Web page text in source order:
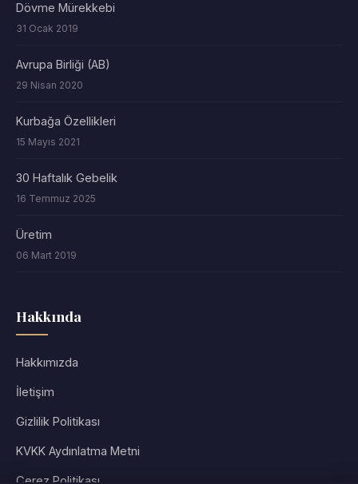
Dövme Mürekkebi
31 Ocak 2019
Avrupa Birliği (AB)
29 Nisan 2020
Kurbağa Özellikleri
15 Mayıs 2021
30 Haftalık Gebelik
16 Temmuz 2025
Üretim
06 Mart 2019
Hakkında
Hakkımızda
İletişim
Gizlilik Politikası
KVKK Aydınlatma Metni
Çerez Politikası